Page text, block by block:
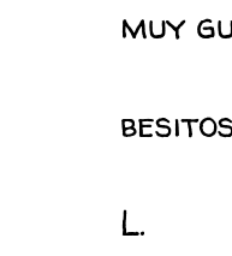
muy
L.